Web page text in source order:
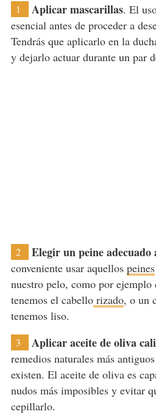
1 Aplicar mascarillas. El
esencial antes de proceder a
Tendrás que aplicarlo en la
y dejarlo actuar durante un par
2 Elegir un peine adecuado
conveniente usar aquellos peines
nuestro pelo, como por ejemplo
tenemos el cabellorizado, o un
tenemos liso.
3 Aplicar aceite de oliva
remedios naturales más
existen. El aceite de oliva es
nudos más imposibles y evitar
cepillarlo.